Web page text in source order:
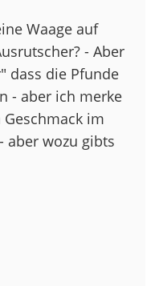
Waage auf
- Aber
dass die Pfunde
- aber ich merke
im
aber wozu gibts